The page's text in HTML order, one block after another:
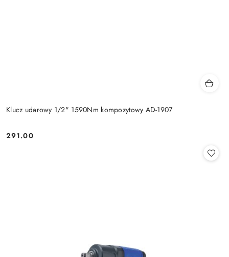
Klucz udarowy 1/2" 1590Nm kompozytowy AD-1907
Cena:
291.00